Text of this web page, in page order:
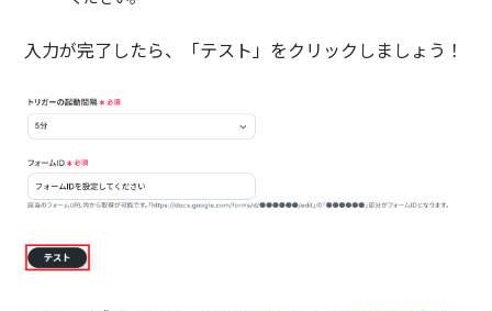
入力が完了したら、「テスト」をクリックしましょう！